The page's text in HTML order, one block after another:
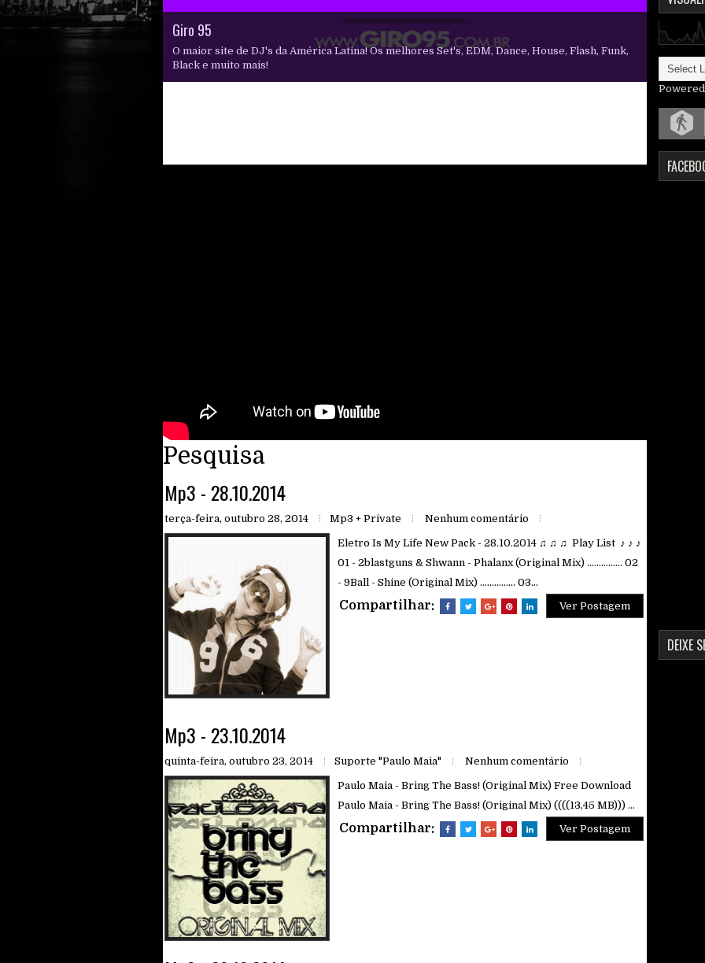
Eletro Is My Life
Giro 95
O maior site de DJ's da América Latina! Os melhores Set's, EDM, Dance, House, Flash, Funk,
Black e muito mais!
Eletro Is My Life
Eletro Is My Life
Eletro Is My Life
Pesquisa
Mp3 - 28.10.2014
terça-feira, outubro 28, 2014 Mp3 + Private Nenhum comentário
Eletro Is My Life New Pack - 28.10.2014 ♫ ♫ ♫ Play List ♪ ♪ ♪
01 - 2blastguns & Shwann - Phalanx (Original Mix) ............... 02
- 9Ball - Shine (Original Mix) ............... 03...
Ver Postagem
Compartilhar:
Mp3 - 23.10.2014
quinta-feira, outubro 23, 2014 Suporte "Paulo Maia" Nenhum comentário
Paulo Maia - Bring The Bass! (Original Mix) Free Download
Paulo Maia - Bring The Bass! (Original Mix) ((((13,45 MB))) ...
Ver Postagem
Compartilhar:
DEIXE